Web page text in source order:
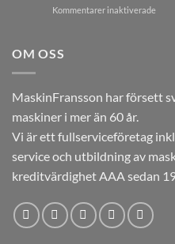
Kommentarer inaktiverade
på
OM OSS
MaskinFransson har försett
maskiner i mer än 60 år.
Vi är ett fullserviceföretag
service och utbildning av
kreditvärdighet AAA sedan